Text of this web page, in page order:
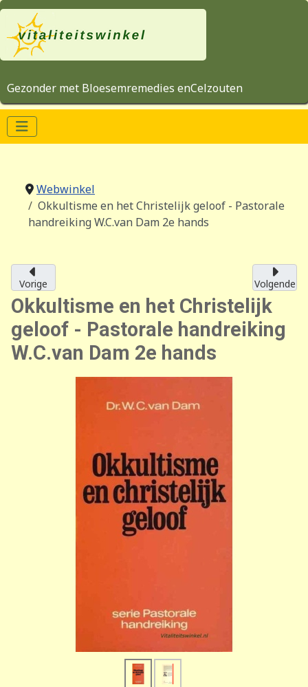
Gezonder met Bloesemremedies enCelzouten
Webwinkel
Okkultisme en het Christelijk geloof - Pastorale
handreiking W.C.van Dam 2e hands
Vorige Volgende
Okkultisme en het Christelijk
geloof - Pastorale handreiking
W.C.van Dam 2e hands